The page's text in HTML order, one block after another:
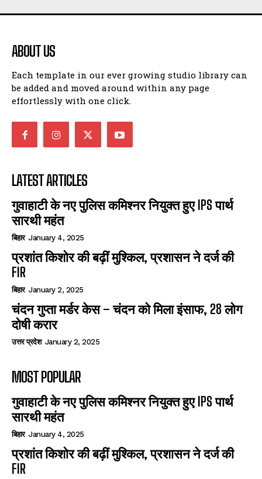
ABOUT US
Each template in our ever growing studio library can
be added and moved around within any page
effortlessly with one click.
LATEST ARTICLES
गुवाहाटी के नए पुलिस कमिश्नर नियुक्त हुए IPS पार्थ
सारथी महंत
बिहार January 4, 2025
प्रशांत किशोर की बढ़ीं मुश्किल, प्रशासन ने दर्ज की
FIR
बिहार January 2, 2025
चंदन गुप्‍ता मर्डर केस – चंदन को मिला इंसाफ, 28 लोग
दोषी करार
उत्तर प्रदेश January 2, 2025
MOST POPULAR
गुवाहाटी के नए पुलिस कमिश्नर नियुक्त हुए IPS पार्थ
सारथी महंत
बिहार January 4, 2025
प्रशांत किशोर की बढ़ीं मुश्किल, प्रशासन ने दर्ज की
FIR